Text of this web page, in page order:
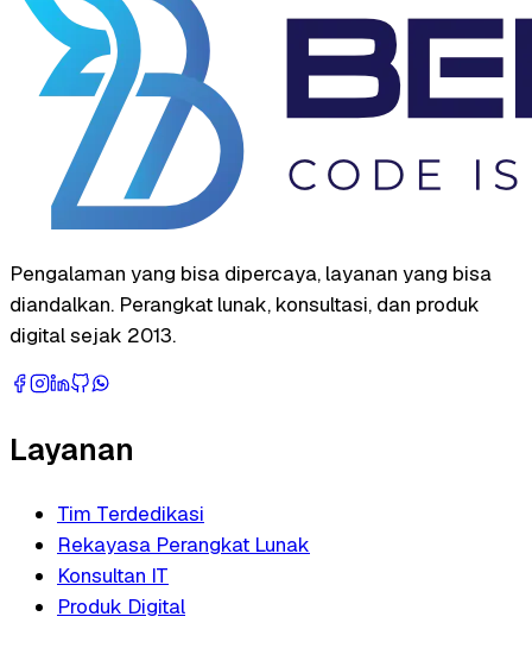
Pengalaman yang bisa dipercaya, layanan yang bisa
diandalkan. Perangkat lunak, konsultasi, dan produk
digital sejak 2013.
Layanan
Tim Terdedikasi
Rekayasa Perangkat Lunak
Konsultan IT
Produk Digital